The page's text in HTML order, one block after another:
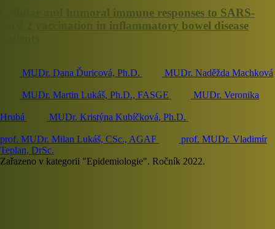
Cellular and humoral immune responses to SARS-
CoV-2 vaccination in inflammatory bowel disease
MUDr. Dana Ďuricová, Ph.D. MUDr. Naděžda Machková
MUDr. Martin Lukáš, Ph.D., FASGE MUDr. Veronika
Hrubá MUDr. Kristýna Kubíčková, Ph.D.
prof. MUDr. Milan Lukáš, CSc., AGAF
prof. MUDr. Vladimír
Teplan, DrSc.
Zařazeno v kategorii "Epidemiologie". Ročník 2022.